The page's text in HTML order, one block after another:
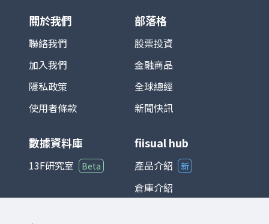
導體及電子製造重鎮，相關族群在指數中權
重極高，使其走勢往往與全球科技產業景氣
循環高度連動。 在投資應用上，TAIEX 不僅
融商品（如期貨、選擇權）以及各類基金的
參考標的。整體而言，台灣加權股價指數能
夠綜合反映台灣經濟與產業發展狀況，是國
際與本地投資人衡量台股的重要指標。
關於我們
聯絡我們
加入我們
隱私政策
使用者條款
部落格
股票投資
金融商品
全球總經
新聞快訊
數據資料庫
13F研究室 Beta
fiisual hub
產品介紹 新
倉庫介紹